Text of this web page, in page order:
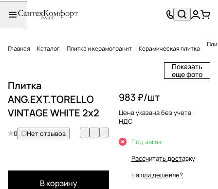
Главная Каталог Плитка и керамогранит Керамическая плитка
Показать
еще фото
Плитка
ANG.EXT.TORELLO
VINTAGE WHITE 2x2
0 Нет отзывов
В корзину
983 ₽/шт
Цена указана без учета
НДС
Под заказ
Рассчитать доставку
Нашли дешевле?